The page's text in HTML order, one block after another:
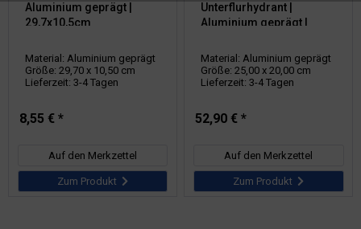
Aluminium geprägt |
29,7x10,5cm
Material: Aluminium geprägt
Größe: 29,70 x 10,50 cm
Lieferzeit: 3-4 Tagen
8,55 € *
Auf den Merkzettel
Zum Produkt
Unterflurhydrant |
Aluminium geprägt |
Material: Aluminium geprägt
Größe: 25,00 x 20,00 cm
Lieferzeit: 3-4 Tagen
52,90 € *
Auf den Merkzettel
Zum Produkt